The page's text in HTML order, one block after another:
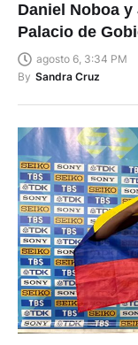
Daniel Noboa y
Palacio de
agosto 6, 3:34 PM
By Sandra Cruz